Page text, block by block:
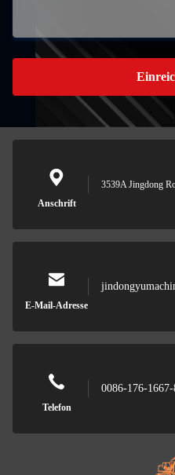
Anschrift
3539A Jingdong
E-Mail-Adresse
Telefon
0086-176-